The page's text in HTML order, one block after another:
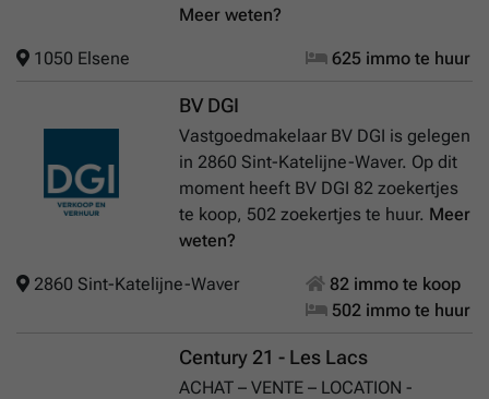
Meer weten?
1050 Elsene 625 immo te huur
BV DGI
Vastgoedmakelaar BV DGI is gelegen
in 2860 Sint-Katelijne-Waver. Op dit
moment heeft BV DGI 82 zoekertjes
te koop, 502 zoekertjes te huur. Meer
weten?
2860 Sint-Katelijne-Waver
82 immo te koop
502 immo te huur
Century 21 - Les Lacs
ACHAT – VENTE – LOCATION -